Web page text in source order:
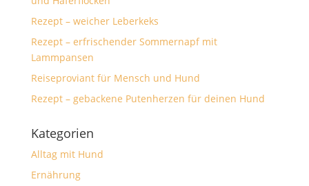
Rezept – weicher Leberkeks
Rezept – erfrischender Sommernapf mit
Lammpansen
Reiseproviant für Mensch und Hund
Rezept – gebackene Putenherzen für deinen Hund
Kategorien
Alltag mit Hund
Ernährung